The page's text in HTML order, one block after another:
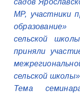
садов
МР, участники
сельской
приняли
сельской
Тема